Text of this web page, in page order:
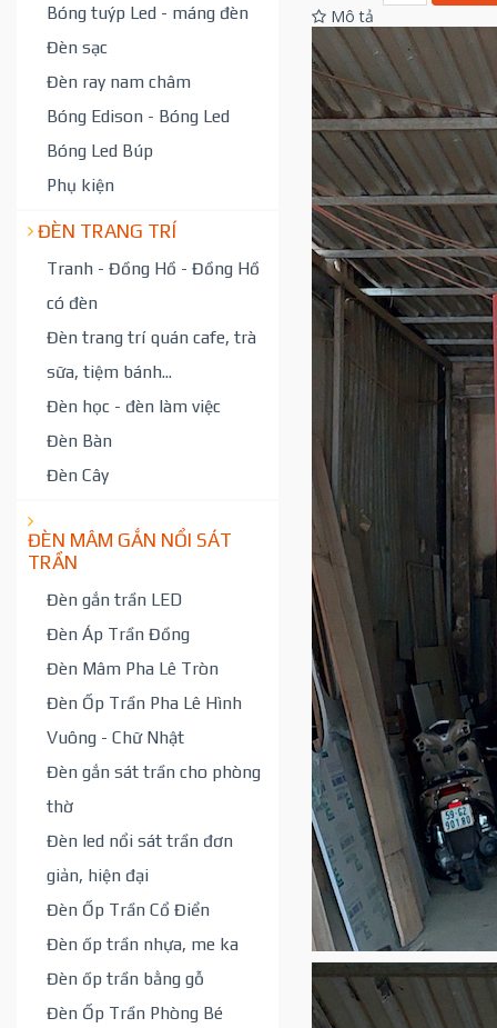
Bóng tuýp Led - máng đèn
Đèn sạc
Đèn ray nam châm
Bóng Edison - Bóng Led
Bóng Led Búp
Phụ kiện
ĐÈN TRANG TRÍ
Tranh - Đồng Hồ - Đồng Hồ
có đèn
Đèn trang trí quán cafe, trà
sữa, tiệm bánh...
Đèn học - đèn làm việc
Đèn Bàn
Đèn Cây
ĐÈN MÂM GẮN NỔI SÁT
TRẦN
Đèn gắn trần LED
Đèn Áp Trần Đồng
Đèn Mâm Pha Lê Tròn
Đèn Ốp Trần Pha Lê Hình
Vuông - Chữ Nhật
Đèn gắn sát trần cho phòng
thờ
Đèn led nổi sát trần đơn
giản, hiện đại
Đèn Ốp Trần Cổ Điển
Đèn ốp trần nhựa, me ka
Đèn ốp trần bằng gỗ
Đèn Ốp Trần Phòng Bé
Mô tả